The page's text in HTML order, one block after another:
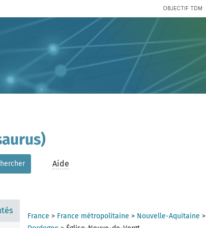
OBJECTIF TDM
Aide
France > France métropolitaine > Nouvelle-Aquitaine >